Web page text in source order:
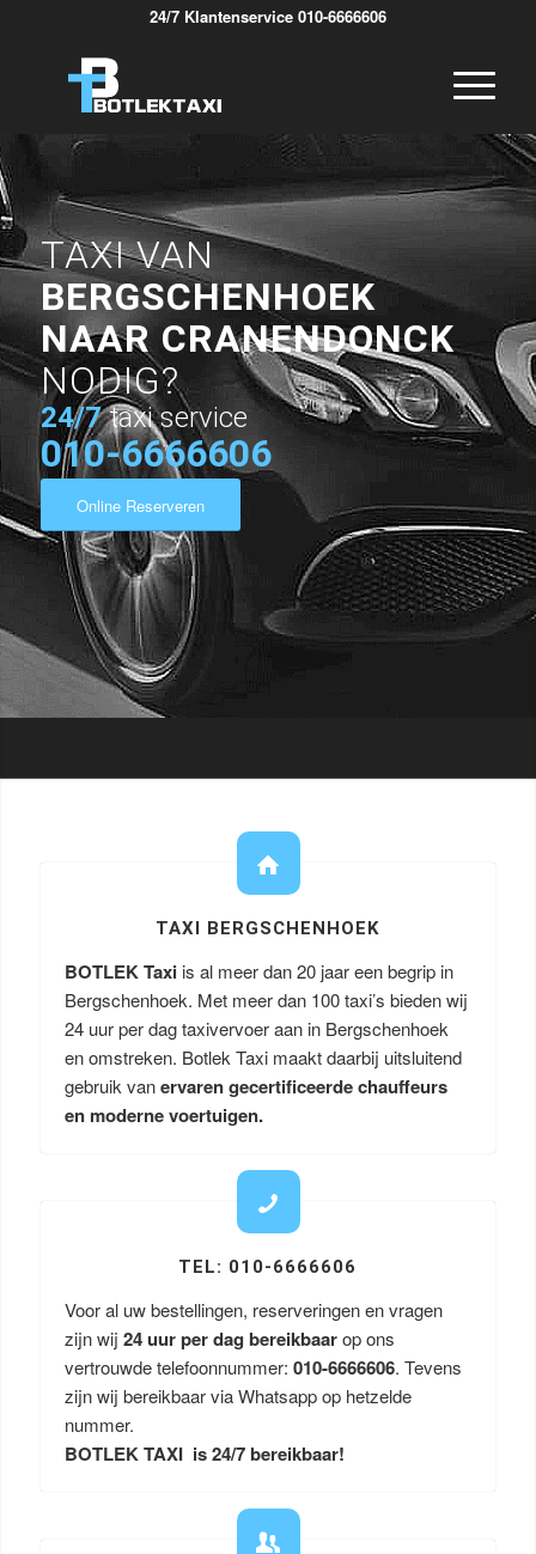
24/7 Klantenservice 010-6666606
TAXI VAN
BERGSCHENHOEK
NAAR CRANENDONCK
NODIG?
24/7 taxi service
010-6666606
Online Reserveren
TAXI BERGSCHENHOEK
BOTLEK Taxi is al meer dan 20 jaar een begrip in
Bergschenhoek. Met meer dan 100 taxi’s bieden wij
24 uur per dag taxivervoer aan in Bergschenhoek
en omstreken. Botlek Taxi maakt daarbij uitsluitend
gebruik vanervaren gecertificeerde chauffeurs
en moderne voertuigen.
TEL: 010-6666606
Voor al uw bestellingen, reserveringen en vragen
zijn wij 24 uur per dag bereikbaarop ons
vertrouwde telefoonnummer: 010-6666606. Tevens
zijn wij bereikbaar via Whatsapp op hetzelde
nummer.
BOTLEK TAXI is 24/7 bereikbaar!